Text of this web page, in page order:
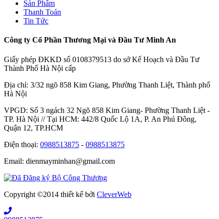
Sản Phẩm
Thanh Toán
Tin Tức
Công ty Cổ Phần Thương Mại và Đầu Tư Minh An
Giấy phép ĐKKD số 0108379513 do sở Kế Hoạch và Đầu Tư
Thành Phố Hà Nội cấp
Địa chỉ: 3/32 ngõ 858 Kim Giang, Phường Thanh Liệt, Thành phố
Hà Nội
VPGD: Số 3 ngách 32 Ngõ 858 Kim Giang- Phường Thanh Liệt -
TP. Hà Nội // Tại HCM: 442/8 Quốc Lộ 1A, P. An Phú Đông,
Quận 12, TP.HCM
Điện thoại: 0988513875 - 0988513875
Email: dienmayminhan@gmail.com
Copyright ©2014 thiết kế bởi CleverWeb